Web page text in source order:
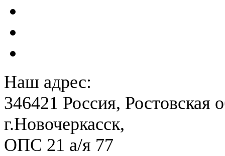
Наш адрес:
346421 Россия, Ростовская
г.Новочеркасск,
ОПС 21 а/я 77